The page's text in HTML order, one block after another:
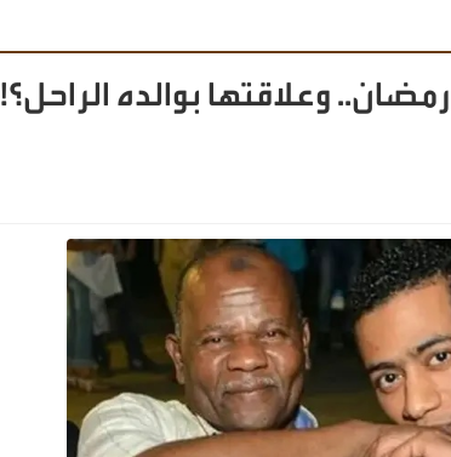
وعلاقتها بوالده الراحل؟!